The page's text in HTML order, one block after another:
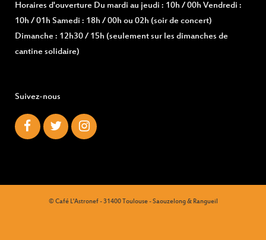
Horaires d'ouverture Du mardi au jeudi : 10h / 00h Vendredi :
10h / 01h Samedi : 18h / 00h ou 02h (soir de concert)
Dimanche : 12h30 / 15h (seulement sur les dimanches de
cantine solidaire)
Suivez-nous
© Café L'Astronef - 31400 Toulouse - Saouzelong & Rangueil